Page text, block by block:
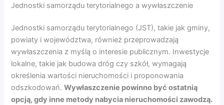
Jednostki samorządu terytorialnego a wywłaszczenie
Jednostki samorządu terytorialnego (JST), takie jak gminy,
powiaty i województwa, również przeprowadzają
wywłaszczenia z myślą o interesie publicznym. Inwestycje
lokalne, takie jak budowa dróg czy szkół, wymagają
określenia wartości nieruchomości i proponowania
odszkodowań.Wywłaszczenie powinno być ostatnią
opcją, gdy inne metody nabycia nieruchomości zawodzą.